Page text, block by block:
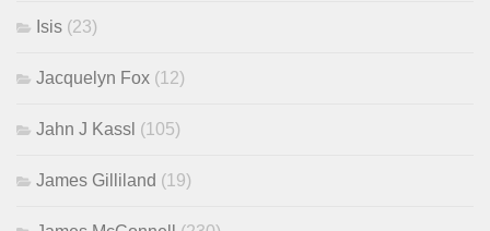
Isis (23)
Jacquelyn Fox (12)
Jahn J Kassl (105)
James Gilliland (19)